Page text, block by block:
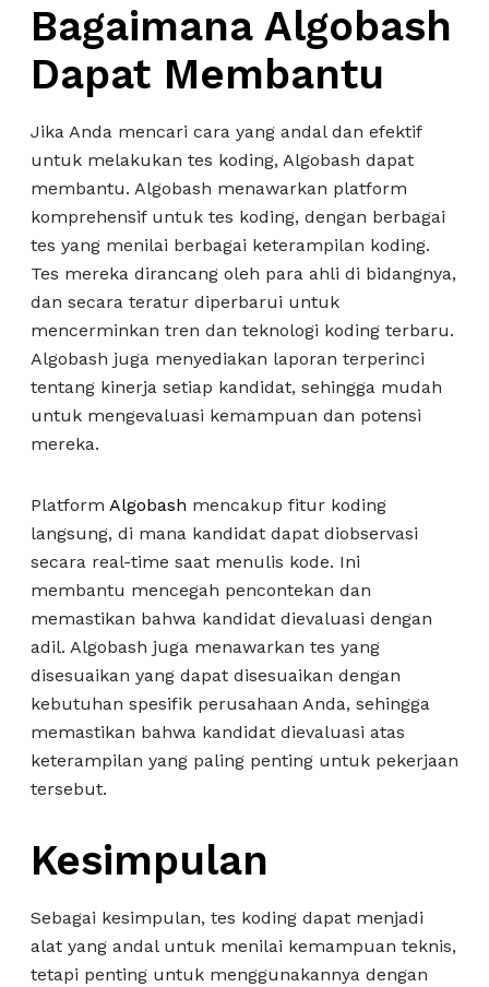
Bagaimana Algobash
Dapat Membantu
Jika Anda mencari cara yang andal dan efektif
untuk melakukan tes koding, Algobash dapat
membantu. Algobash menawarkan platform
komprehensif untuk tes koding, dengan berbagai
tes yang menilai berbagai keterampilan koding.
Tes mereka dirancang oleh para ahli di bidangnya,
dan secara teratur diperbarui untuk
mencerminkan tren dan teknologi koding terbaru.
Algobash juga menyediakan laporan terperinci
tentang kinerja setiap kandidat, sehingga mudah
untuk mengevaluasi kemampuan dan potensi
mereka.
Platform Algobash mencakup fitur koding
langsung, di mana kandidat dapat diobservasi
secara real-time saat menulis kode. Ini
membantu mencegah pencontekan dan
memastikan bahwa kandidat dievaluasi dengan
adil. Algobash juga menawarkan tes yang
disesuaikan yang dapat disesuaikan dengan
kebutuhan spesifik perusahaan Anda, sehingga
memastikan bahwa kandidat dievaluasi atas
keterampilan yang paling penting untuk pekerjaan
tersebut.
Kesimpulan
Sebagai kesimpulan, tes koding dapat menjadi
alat yang andal untuk menilai kemampuan teknis,
tetapi penting untuk menggunakannya dengan